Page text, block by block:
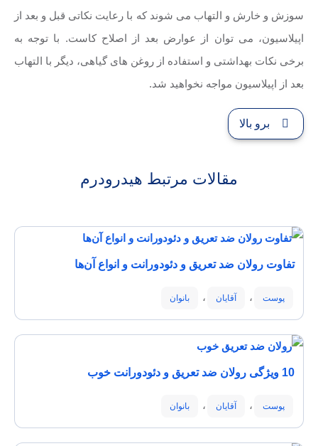
سوزش و خارش و التهاب می شوند که با رعایت نکاتی قبل و بعد از
اپیلاسیون، می توان از عوارض بعد از اصلاح کاست. با توجه به
برخی نکات بهداشتی و استفاده از روغن های گیاهی، دیگر با التهاب
بعد از اپیلاسیون مواجه نخواهید شد.
برو بالا
مقالات مرتبط هیدرودرم
تفاوت رولان ضد تعریق و دئودورانت و انواع آن‌ها
پوست ، آقایان ، بانوان
10 ویژگی رولان ضد تعریق و دئودورانت خوب
پوست ، آقایان ، بانوان